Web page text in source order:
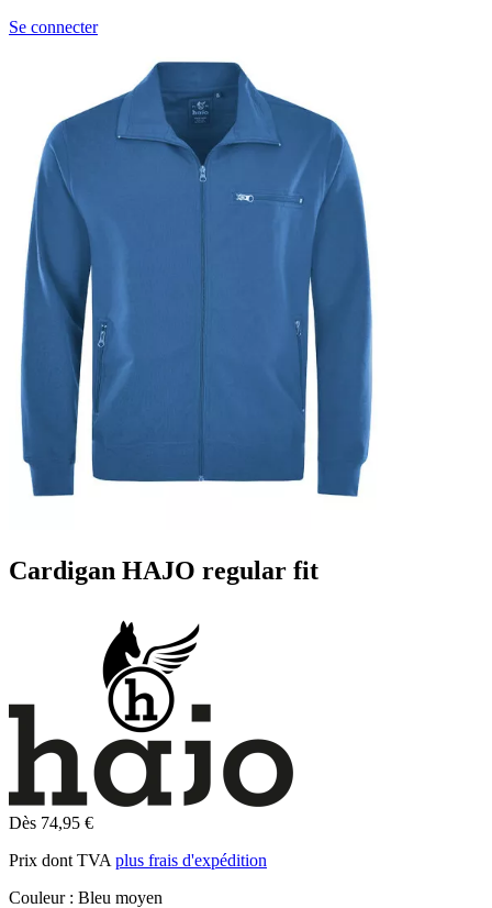
Se connecter
Cardigan HAJO regular fit
Dès 74,95 €
Prix dont TVA plus frais d'expédition
Couleur : Bleu moyen